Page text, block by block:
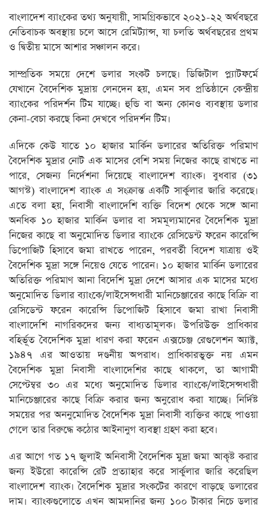
বাংলাদেশ ব্যাংকের তথ্য অনুযায়ী, সামগ্রিকভাবে ২০২১-২২ অর্থবছরে
নেতিবাচক অবস্থায় চলে আসে রেমিট্যান্স, যা চলতি অর্থবছরের প্রথম
ও দ্বিতীয় মাসে আশার সঞ্চালন করে।
সাম্প্রতিক সময়ে দেশে ডলার সংকট চলছে। ডিজিটাল প্ল্যাটফর্মে
যেখানে বৈদেশিক মুদ্রায় লেনদেন হয়, এমন সব প্রতিষ্ঠানে কেন্দ্রীয়
ব্যাংকের পরিদর্শন টিম যাচ্ছে। হুন্ডি বা অন্য কোনও ব্যবস্থায় ডলার
কেনা-বেচা করছে কিনা দেখবে পরিদর্শন টিম।
এদিকে কেউ যাতে ১০ হাজার মার্কিন ডলারের অতিরিক্ত পরিমাণ
বৈদেশিক মুদ্রার নোট এক মাসের বেশি সময় নিজের কাছে রাখতে না
পারে, সেজন্য নির্দেশনা দিয়েছে বাংলাদেশ ব্যাংক। বুধবার (৩১
আগস্ট) বাংলাদেশ ব্যাংক এ সংক্রান্ত একটি সার্কুলার জারি করেছে।
এতে বলা হয়, নিবাসী বাংলাদেশি ব্যক্তি বিদেশ থেকে সঙ্গে আনা
অনধিক ১০ হাজার মার্কিন ডলার বা সমমূল্যমানের বৈদেশিক মুদ্রা
নিজের কাছে বা অনুমোদিত ডিলার ব্যাংকে রেসিডেন্ট ফরেন কারেন্সি
ডিপোজিট হিসাবে জমা রাখতে পারেন, পরবর্তী বিদেশ যাত্রায় ওই
বৈদেশিক মুদ্রা সঙ্গে নিয়েও যেতে পারেন। ১০ হাজার মার্কিন ডলারের
অতিরিক্ত পরিমাণ আনা বিদেশি মুদ্রা দেশে আসার এক মাসের মধ্যে
অনুমোদিত ডিলার ব্যাংকে/লাইসেন্সধারী মানিচেঞ্জারের কাছে বিক্রি বা
রেসিডেন্ট ফরেন কারেন্সি ডিপোজিট হিসাবে জমা রাখা নিবাসী
বাংলাদেশি নাগরিকদের জন্য বাধ্যতামূলক। উপরিউক্ত প্রাধিকার
বহির্ভূত বৈদেশিক মুদ্রা ধারণ করা ফরেন এক্সচেঞ্জ রেগুলেশন অ্যাক্ট,
১৯৪৭ এর আওতায় দণ্ডনীয় অপরাধ। প্রাধিকারভুক্ত নয় এমন
বৈদেশিক মুদ্রা নিবাসী বাংলাদেশির কাছে থাকলে, তা আগামী
সেপ্টেম্বর ৩০ এর মধ্যে অনুমোদিত ডিলার ব্যাংকে/লাইসেন্সধারী
মানিচেঞ্জারের কাছে বিক্রি করার জন্য অনুরোধ করা যাচ্ছে। নির্দিষ্ট
সময়ের পর অননুমোদিত বৈদেশিক মুদ্রা নিবাসী ব্যক্তির কাছে পাওয়া
গেলে তার বিরুদ্ধে কঠোর আইনানুগ ব্যবস্থা গ্রহণ করা হবে।
এর আগে গত ১৭ জুলাই অনিবাসী বৈদেশিক মুদ্রা জমা আকৃষ্ট করার
জন্য ইউরো কারেন্সি রেট প্রত্যাহার করে সার্কুলার জারি করেছিল
বাংলাদেশ ব্যাংক। বৈদেশিক মুদ্রার সংকটের কারণে বাড়ছে ডলারের
দাম। ব্যাংকগুলোতে এখন আমদানির জন্য ১০০ টাকার নিচে ডলার